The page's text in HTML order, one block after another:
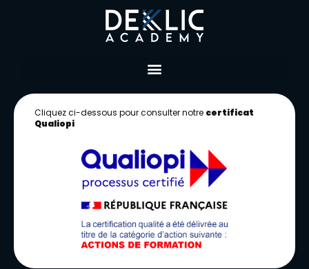
Cliquez ci-dessous pour consulter notre certificat
Qualiopi